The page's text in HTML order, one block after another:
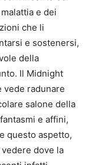
e dei
che li
e sostenersi,
della
Il Midnight
vede radunare
salone della
e affini,
questo aspetto,
dove la